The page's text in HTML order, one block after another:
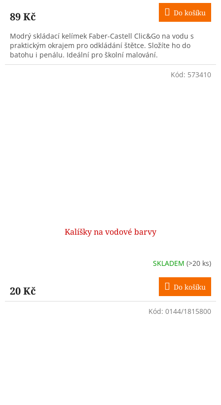
89 Kč Do košíku
Modrý skládací kelímek Faber-Castell Clic&Go na vodu s
praktickým okrajem pro odkládání štětce. Složíte ho do
batohu i penálu. Ideální pro školní malování.
Kalíšky na vodové barvy
SKLADEM (>20 ks)
20 Kč Do košíku
Kód: 573410
Kód: 0144/1815800